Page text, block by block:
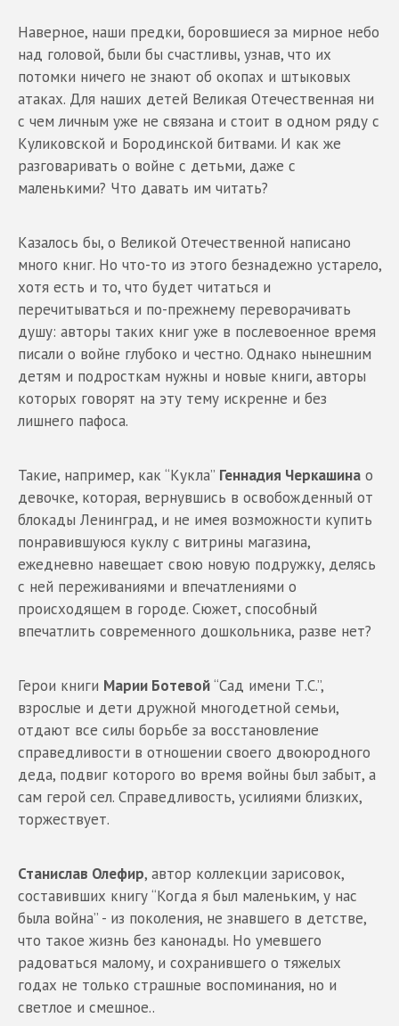
Наверное, наши предки, боровшиеся за мирное небо
над головой, были бы счастливы, узнав, что их
потомки ничего не знают об окопах и штыковых
атаках. Для наших детей Великая Отечественная ни
с чем личным уже не связана и стоит в одном ряду с
Куликовской и Бородинской битвами. И как же
разговаривать о войне с детьми, даже с
маленькими? Что давать им читать?
Казалось бы, о Великой Отечественной написано
много книг. Но что-то из этого безнадежно устарело,
хотя есть и то, что будет читаться и
перечитываться и по-прежнему переворачивать
душу: авторы таких книг уже в послевоенное время
писали о войне глубоко и честно. Однако нынешним
детям и подросткам нужны и новые книги, авторы
которых говорят на эту тему искренне и без
лишнего пафоса.
Такие, например, как “Кукла” Геннадия Черкашина о
девочке, которая, вернувшись в освобожденный от
блокады Ленинград, и не имея возможности купить
понравившуюся куклу с витрины магазина,
ежедневно навещает свою новую подружку, делясь
с ней переживаниями и впечатлениями о
происходящем в городе. Сюжет, способный
впечатлить современного дошкольника, разве нет?
Герои книги Марии Ботевой“Сад имени Т.С.”,
взрослые и дети дружной многодетной семьи,
отдают все силы борьбе за восстановление
справедливости в отношении своего двоюродного
деда, подвиг которого во время войны был забыт, а
сам герой сел. Справедливость, усилиями близких,
торжествует.
Станислав Олефир, автор коллекции зарисовок,
составивших книгу “Когда я был маленьким, у нас
была война” - из поколения, не знавшего в детстве,
что такое жизнь без канонады. Но умевшего
радоваться малому, и сохранившего о тяжелых
годах не только страшные воспоминания, но и
светлое и смешное..